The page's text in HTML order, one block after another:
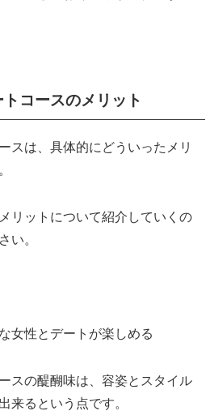
コースのメリット
スは、具体的にどういったメリ
リットについて紹介していくの
い。
女性とデートが楽しめる
スの醍醐味は、容姿とスタイル
来るという点です。